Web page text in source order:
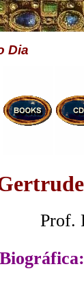
Dia
Prof.